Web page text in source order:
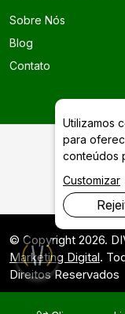
Sobre Nós
Blog
Contato
Programas
© Copyright 2026.
Marketing Digital.
Direitos Reservados
Utilizamos
para
conteúdos
Customizar